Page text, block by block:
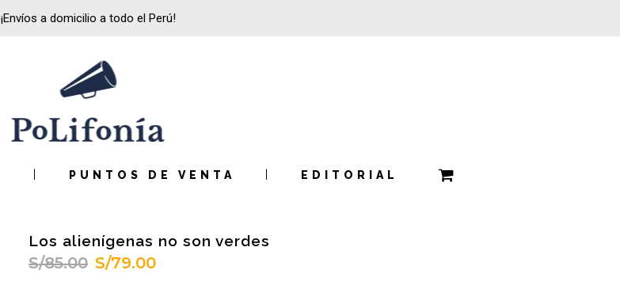
¡Envíos a domicilio a todo el Perú!
PUNTOS DE VENTA EDITORIAL
Los alienígenas no son verdes
S/85.00 El
S/79.00El